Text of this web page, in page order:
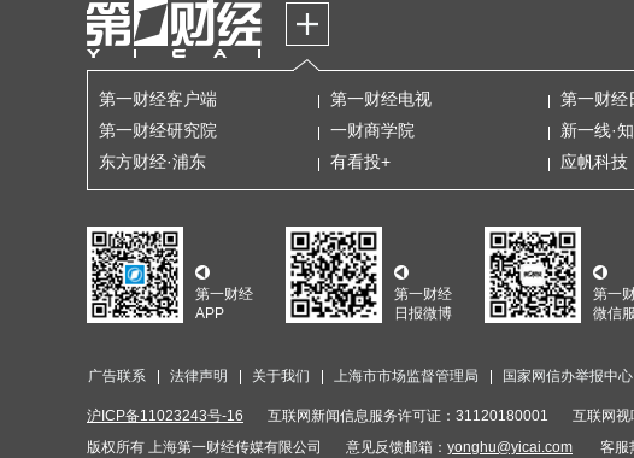
第一财经客户端 第一财经电视 第一财经
第一财经研究院
一财商学院 新一线·
东方财经·浦东
有看投+ 应帆科技
第一财经
APP
第一财经
日报微博
第一
微信
广告联系 法律声明 关于我们 上海市市场监督管理局 国家网信办举报中心
沪ICP备11023243号-16 互联网新闻信息服务许可证：31120180001 互联网视
版权所有 上海第一财经传媒有限公司
意见反馈邮箱： yonghu@yicai.com 客服